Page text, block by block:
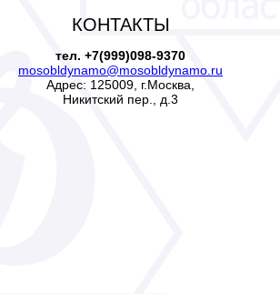
КОНТАКТЫ
тел. +7(999)098-9370
mosobldynamo@mosobldynamo.ru
Адрес: 125009, г.Москва,
Никитский пер., д.3